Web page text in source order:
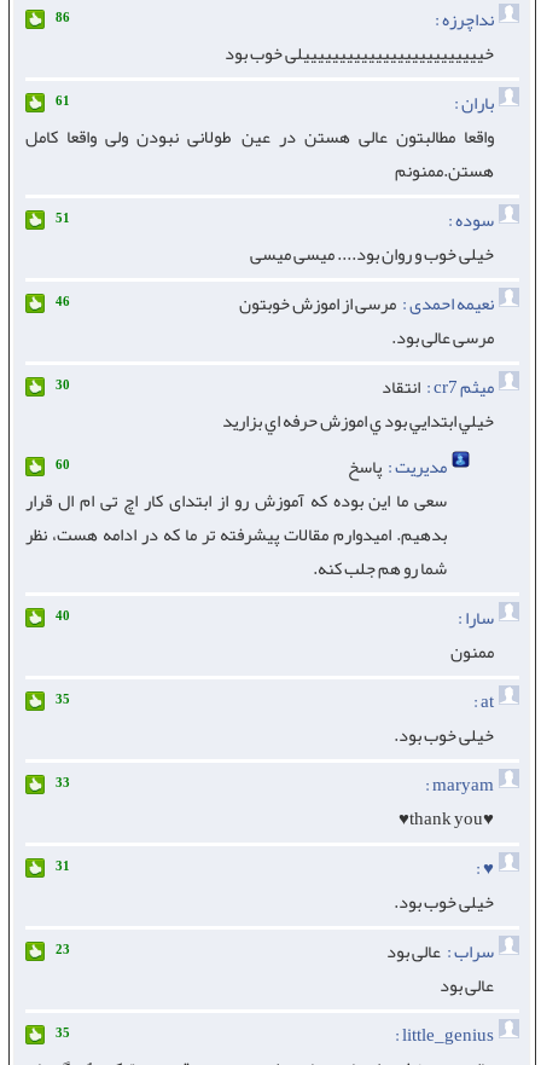
نداچرزه : 86
خیییییییییییییییییییییییییلی خوب بود
باران :
61
واقعا مطالبتون عالی هستن در عین طولانی نبودن ولی واقعا کامل
هستن.ممنونم
سوده :
51
خیلی خوب و روان بود.... میسی میسی
نعیمه احمدی : مرسی از اموزش خوبتون 46
مرسی عالی بود.
ميثم cr7 :
انتقاد 30
خيلي ابتدايي بود ي اموزش حرفه اي بزاريد
مدیریت :پاسخ 60
سعی ما این بوده که آموزش رو از ابتدای کار اچ تی ام ال قرار
بدهیم. امیدوارم مقالات پیشرفته تر ما که در ادامه هست، نظر
شما رو هم جلب کنه.
سارا :
40
ممنون
at :
35
خیلی خوب بود.
maryam :
33
♥thank you♥
♥ :
31
خیلی خوب بود.
سراب : عالی بود 23
عالی بود
little_genius :
35